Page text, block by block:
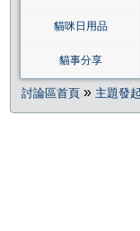
貓咪日用品
貓事分享
討論區首頁 » 主題發